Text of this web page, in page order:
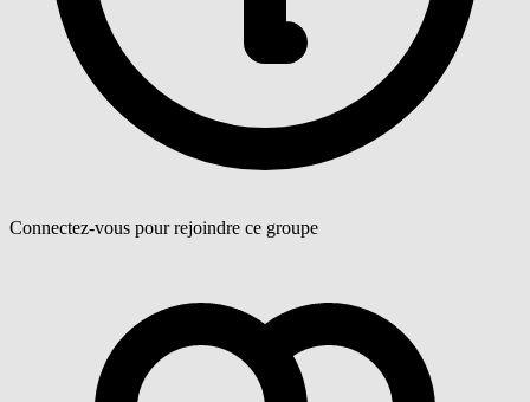
Connectez-vous pour rejoindre ce groupe